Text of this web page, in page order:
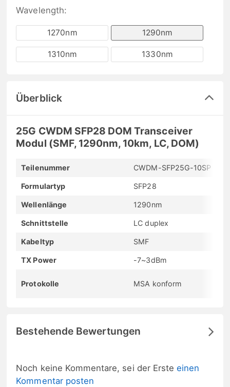
Wavelength:
1270nm 1290nm
1310nm 1330nm
Überblick
25G CWDM SFP28 DOM Transceiver
Modul (SMF, 1290nm, 10km, LC, DOM)
Teilenummer CWDM-SFP25G-10SP
Formulartyp SFP28
Wellenlänge 1290nm
Schnittstelle LC duplex
Kabeltyp SMF
TX Power -7~3dBm
Protokolle MSA konform
Bestehende Bewertungen
Noch keine Kommentare, sei der Ersteeinen
Kommentar posten